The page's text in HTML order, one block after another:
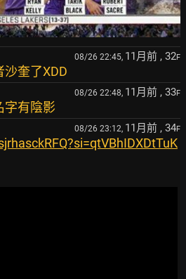
08/26 22:45, 11月前 , 32F
奎了XDD
08/26 22:48, 11月前 , 33F
字有陰影
08/26 23:12, 11月前 , 34F